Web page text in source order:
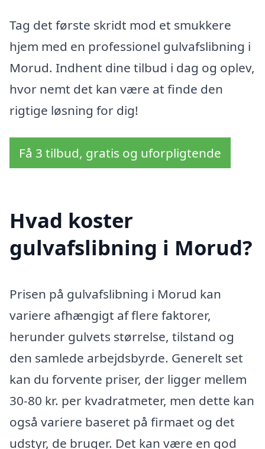
Tag det første skridt mod et smukkere
hjem med en professionel gulvafslibning i
Morud. Indhent dine tilbud i dag og oplev,
hvor nemt det kan være at finde den
rigtige løsning for dig!
Få 3 tilbud, gratis og uforpligtende
Hvad koster
gulvafslibning i Morud?
Prisen på gulvafslibning i Morud kan
variere afhængigt af flere faktorer,
herunder gulvets størrelse, tilstand og
den samlede arbejdsbyrde. Generelt set
kan du forvente priser, der ligger mellem
30-80 kr. per kvadratmeter, men dette kan
også variere baseret på firmaet og det
udstyr, de bruger. Det kan være en god